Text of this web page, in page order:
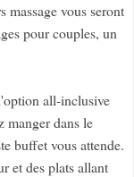
massage vous seront
pour couples, un
all-inclusive
manger dans le
buffet vous attende.
et des plats allant